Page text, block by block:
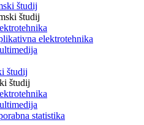
študij
študij
elektrotehnika
študij
študij
statistika